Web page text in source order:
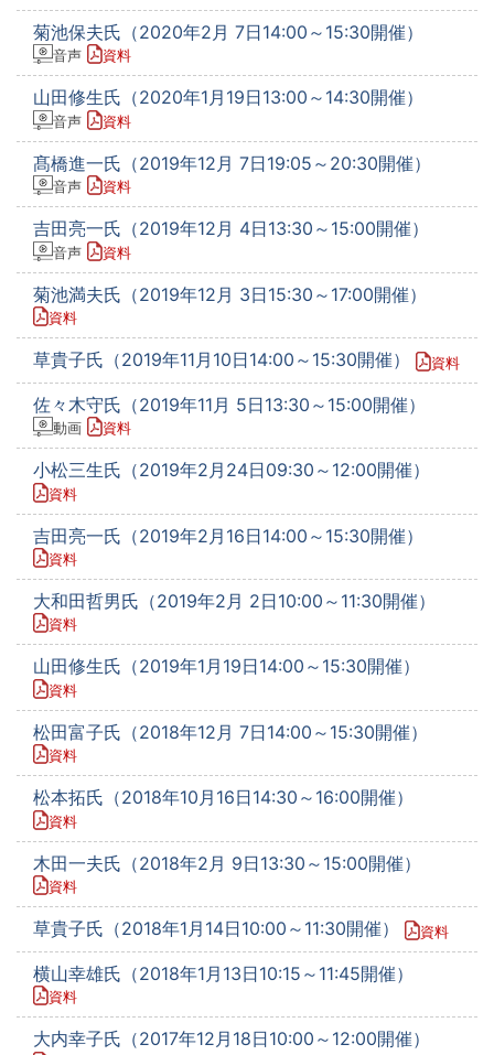
菊池保夫氏（2020年2月 7日14:00～15:30開催）
音声 資料
山田修生氏（2020年1月19日13:00～14:30開催）
音声 資料
髙橋進一氏（2019年12月 7日19:05～20:30開催）
音声 資料
吉田亮一氏（2019年12月 4日13:30～15:00開催）
音声 資料
菊池満夫氏（2019年12月 3日15:30～17:00開催）
資料
草貴子氏（2019年11月10日14:00～15:30開催） 資料
佐々木守氏（2019年11月 5日13:30～15:00開催）
動画 資料
小松三生氏（2019年2月24日09:30～12:00開催）
資料
吉田亮一氏（2019年2月16日14:00～15:30開催）
資料
大和田哲男氏（2019年2月 2日10:00～11:30開催）
資料
山田修生氏（2019年1月19日14:00～15:30開催）
資料
松田富子氏（2018年12月 7日14:00～15:30開催）
資料
松本拓氏（2018年10月16日14:30～16:00開催）
資料
木田一夫氏（2018年2月 9日13:30～15:00開催）
資料
草貴子氏（2018年1月14日10:00～11:30開催） 資料
横山幸雄氏（2018年1月13日10:15～11:45開催）
資料
大内幸子氏（2017年12月18日10:00～12:00開催）